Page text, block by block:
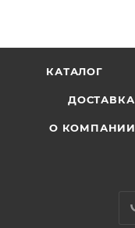
КАТАЛОГ
ДОСТАВКА
О КОМПАНИИ